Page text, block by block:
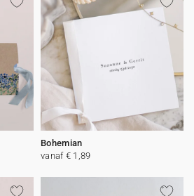
Bohemian
vanaf € 1,89